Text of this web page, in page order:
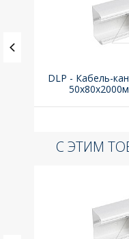
DLP - Кабель-
С ЭТИМ